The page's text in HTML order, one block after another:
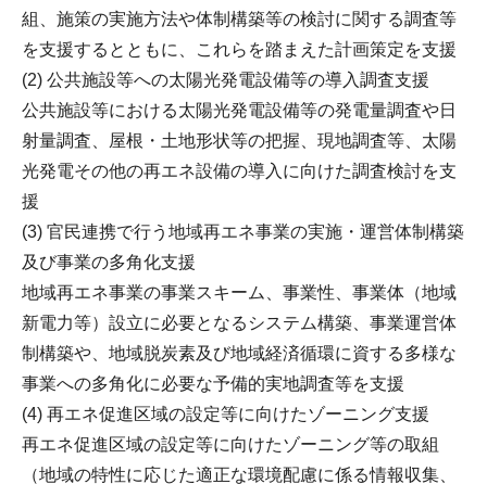
組、施策の実施方法や体制構築等の検討に関する調査等
を支援するとともに、これらを踏まえた計画策定を支援
(2) 公共施設等への太陽光発電設備等の導入調査支援
公共施設等における太陽光発電設備等の発電量調査や日
射量調査、屋根・土地形状等の把握、現地調査等、太陽
光発電その他の再エネ設備の導入に向けた調査検討を支
援
(3) 官民連携で行う地域再エネ事業の実施・運営体制構築
及び事業の多角化支援
地域再エネ事業の事業スキーム、事業性、事業体（地域
新電力等）設立に必要となるシステム構築、事業運営体
制構築や、地域脱炭素及び地域経済循環に資する多様な
事業への多角化に必要な予備的実地調査等を支援
(4) 再エネ促進区域の設定等に向けたゾーニング支援
再エネ促進区域の設定等に向けたゾーニング等の取組
（地域の特性に応じた適正な環境配慮に係る情報収集、